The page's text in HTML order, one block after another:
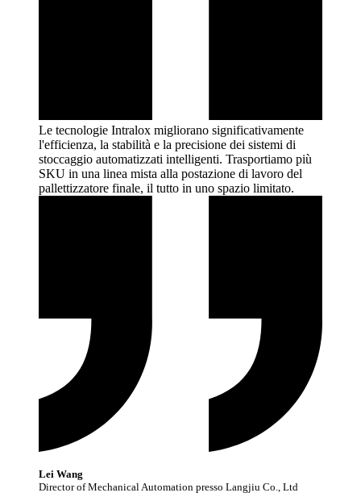
Le tecnologie Intralox migliorano significativamente
l'efficienza, la stabilità e la precisione dei sistemi di
stoccaggio automatizzati intelligenti. Trasportiamo più
SKU in una linea mista alla postazione di lavoro del
pallettizzatore finale, il tutto in uno spazio limitato.
Lei Wang
Director of Mechanical Automation presso Langjiu Co., Ltd